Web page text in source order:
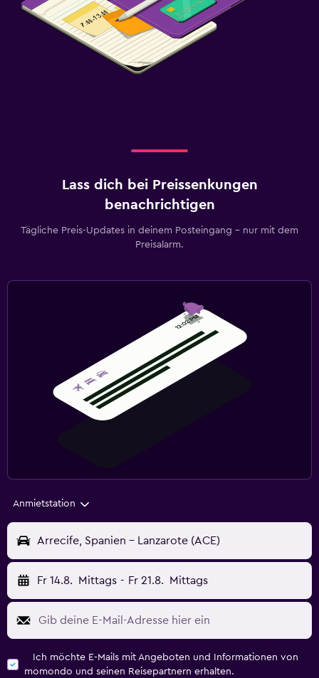
Lass dich bei Preissenkungen
benachrichtigen
Tägliche Preis-Updates in deinem Posteingang – nur mit dem
Preisalarm.
Anmietstation
Arrecife, Spanien - Lanzarote (ACE)
Fr 14.8. Mittags - Fr 21.8. Mittags
Ich möchte E-Mails mit Angeboten und Informationen von
momondo und seinen Reisepartnern erhalten.